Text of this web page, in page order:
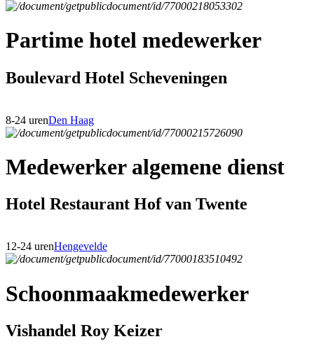
Partime hotel medewerker
Boulevard Hotel Scheveningen
8-24 urenDen Haag
Medewerker algemene dienst
Hotel Restaurant Hof van Twente
12-24 urenHengevelde
Schoonmaakmedewerker
Vishandel Roy Keizer